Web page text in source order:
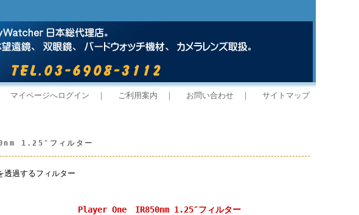
マイページへログイン ｜ ご利用案内 ｜ お問い合わせ ｜ サイトマップ
1.25″フィルター
透過するフィルター
Player One IR850nm 1.25″フィルター